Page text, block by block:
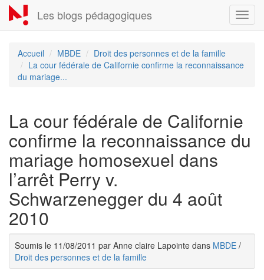
Aller
au
contenu
Les blogs pédagogiques
Accueil MBDE
Droit des personnes et de la famille
La cour fédérale de Californie confirme la reconnaissance
du mariage...
La cour fédérale de Californie
confirme la reconnaissance du
mariage homosexuel dans
l’arrêt Perry v.
Schwarzenegger du 4 août
2010
Soumis le 11/08/2011 par Anne claire Lapointe dans MBDE /
Droit des personnes et de la famille